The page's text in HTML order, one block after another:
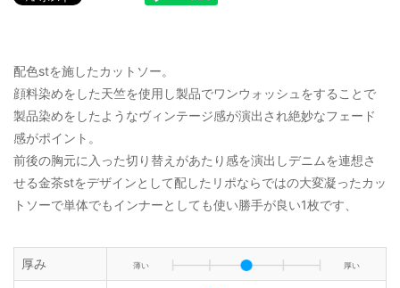
配色stを施したカットソー。
顔料染めをした天竺を使用し製品でワンウォッシュをすることで
製品染めをしたようなヴィンテージ感が演出され絶妙なフェード
感がポイント。
前後の胸元に入った切り替えがあたり感を演出しデニムを連想さ
せる金茶stをデザインとして配したリポならではの大変凝ったカッ
トソーで単体でもインナーとしても使い勝手が良い1枚です、
厚み 薄い 厚い